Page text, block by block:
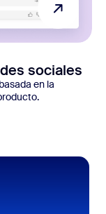
sociales
en la